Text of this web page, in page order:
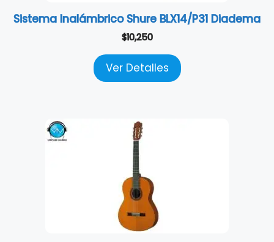
Sistema Inalámbrico Shure BLX14/P31 Diadema
$10,250
Ver Detalles